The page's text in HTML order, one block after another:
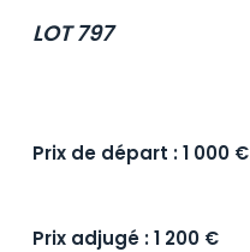
LOT 797
Prix de départ : 1 000 €
Prix adjugé : 1 200 €